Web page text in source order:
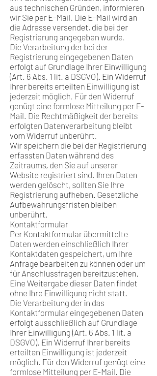
aus technischen Gründen, informieren
wir Sie per E-Mail. Die E-Mail wird an
die Adresse versendet, die bei der
Registrierung angegeben wurde.
Die Verarbeitung der bei der
Registrierung eingegebenen Daten
erfolgt auf Grundlage Ihrer Einwilligung
(Art. 6 Abs. 1 lit. a DSGVO). Ein Widerruf
Ihrer bereits erteilten Einwilligung ist
jederzeit möglich. Für den Widerruf
genügt eine formlose Mitteilung per E-
Mail. Die Rechtmäßigkeit der bereits
erfolgten Datenverarbeitung bleibt
vom Widerruf unberührt.
Wir speichern die bei der Registrierung
erfassten Daten während des
Zeitraums, den Sie auf unserer
Website registriert sind. Ihren Daten
werden gelöscht, sollten Sie Ihre
Registrierung aufheben. Gesetzliche
Aufbewahrungsfristen bleiben
unberührt.
Kontaktformular
Per Kontaktformular übermittelte
Daten werden einschließlich Ihrer
Kontaktdaten gespeichert, um Ihre
Anfrage bearbeiten zu können oder um
für Anschlussfragen bereitzustehen.
Eine Weitergabe dieser Daten findet
ohne Ihre Einwilligung nicht statt.
Die Verarbeitung der in das
Kontaktformular eingegebenen Daten
erfolgt ausschließlich auf Grundlage
Ihrer Einwilligung (Art. 6 Abs. 1 lit. a
DSGVO). Ein Widerruf Ihrer bereits
erteilten Einwilligung ist jederzeit
möglich. Für den Widerruf genügt eine
formlose Mitteilung per E-Mail. Die